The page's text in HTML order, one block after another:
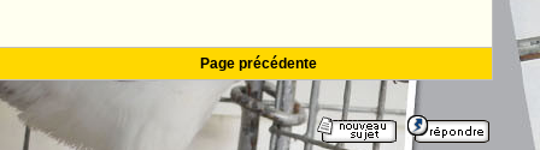
Page précédente